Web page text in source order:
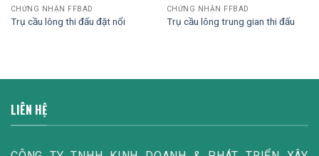
CHỨNG NHẬN FFBAD
Trụ cầu lông thi đấu đặt nổi
CHỨNG NHẬN FFBAD
Trụ cầu lông trung gian thi đấu
LIÊN HỆ